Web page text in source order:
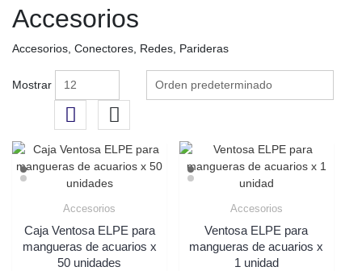
Accesorios
Accesorios, Conectores, Redes, Parideras
Mostrar
Accesorios
Caja Ventosa ELPE para
mangueras de acuarios x
50 unidades
Accesorios
Ventosa ELPE para
mangueras de acuarios x
1 unidad